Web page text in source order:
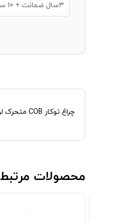
چراغ توکار COB متحرک لوکس پرنور 15وات کد SPN D020380
محصولات مرتبط